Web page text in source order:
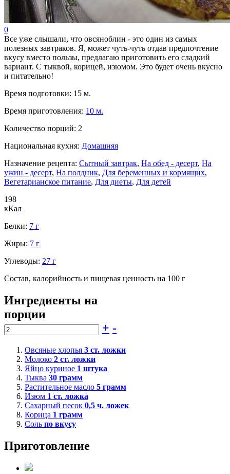
0
Все уже слышали, что овсяноблин - это один из самых
полезных завтраков. Я, может чуть-чуть отдав предпочтение
вкусу вместо пользы, предлагаю приготовить его сладкий
вариант. С тыквой, корицей, изюмом. Это будет очень вкусно
и питательно!
Время подготовки: 15 м.
Время приготовления: 10 м.
Количество порций: 2
Национальная кухня: Домашняя
Назначение рецепта: Сытный завтрак, На обед - десерт, На
ужин - десерт, На полдник, Для беременных и кормящих,
Вегетарианское питание, Для диеты, Для детей
198
кКал
Белки: 7 г
Жиры: 7 г
Углеводы: 27 г
Состав, калорийность и пищевая ценность на 100 г
Ингредиенты на
порции
+ -
Овсяные хлопья 3 ст. ложки
Молоко 2 ст. ложки
Яйцо куриное 1 штука
Тыква 30 грамм
Растительное масло 5 грамм
Изюм 1 ст. ложка
Сахарный песок 0,5 ч. ложек
Корица 1 грамм
Соль по вкусу
Приготовление